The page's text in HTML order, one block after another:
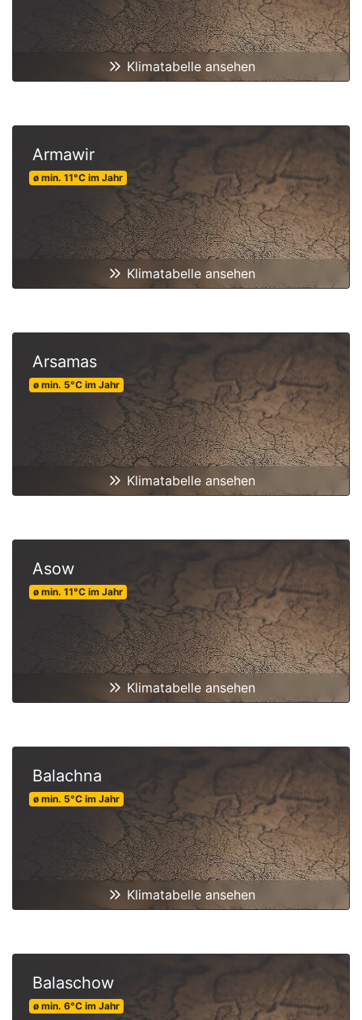
Klimatabelle ansehen
Armawir
ø min. 11°C im Jahr
Klimatabelle ansehen
Arsamas
ø min. 5°C im Jahr
Klimatabelle ansehen
Asow
ø min. 11°C im Jahr
Klimatabelle ansehen
Balachna
ø min. 5°C im Jahr
Klimatabelle ansehen
Balaschow
ø min. 6°C im Jahr